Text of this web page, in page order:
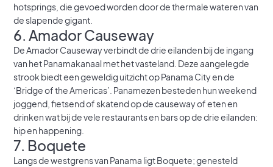
hotsprings, die gevoed worden door de thermale wateren van
de slapende gigant.
6. Amador Causeway
De Amador Causeway verbindt de drie eilanden bij de ingang
van het Panamakanaal met het vasteland. Deze aangelegde
strook biedt een geweldig uitzicht op Panama City en de
‘Bridge of the Americas’. Panamezen besteden hun weekend
joggend, fietsend of skatend op de causeway of eten en
drinken wat bij de vele restaurants en bars op de drie eilanden:
hip en happening.
7. Boquete
Langs de westgrens van Panama ligt Boquete; genesteld